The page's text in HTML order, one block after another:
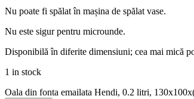
Nu poate fi spălat în mașina de spălat vase.
Nu este sigur pentru microunde.
Disponibilă în diferite dimensiuni; cea mai mică
1 in stock
Oala din fonta emailata Hendi, 0.2 litri,